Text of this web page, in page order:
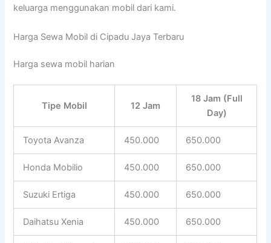
keluarga menggunakan mobil dari kami.
Harga Sewa Mobil di Cipadu Jaya Terbaru
Harga sewa mobil harian
Tipe Mobil 12 Jam
18 Jam (Full
Day)
Toyota Avanza 450.000 650.000
Honda Mobilio 450.000 650.000
Suzuki Ertiga 450.000 650.000
Daihatsu Xenia 450.000 650.000